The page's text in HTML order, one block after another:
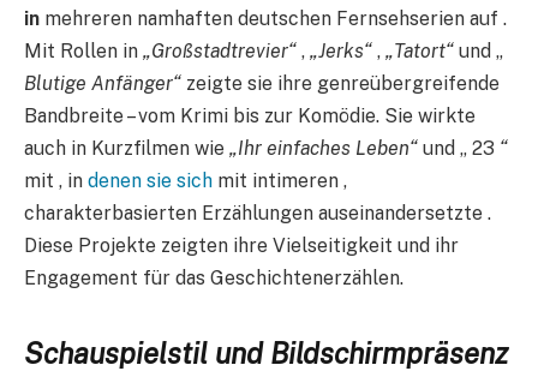
in mehreren namhaften deutschen Fernsehserien auf .
Mit Rollen in „Großstadtrevier“ , „Jerks“ , „Tatort“ und „
Blutige Anfänger“ zeigte sie ihre genreübergreifende
Bandbreite – vom Krimi bis zur Komödie. Sie wirkte
auch in Kurzfilmen wie „Ihr einfaches Leben“ und „ 23 “
mit , in denen sie sich mit intimeren ,
charakterbasierten Erzählungen auseinandersetzte .
Diese Projekte zeigten ihre Vielseitigkeit und ihr
Engagement für das Geschichtenerzählen.
Schauspielstil und Bildschirmpräsenz​​